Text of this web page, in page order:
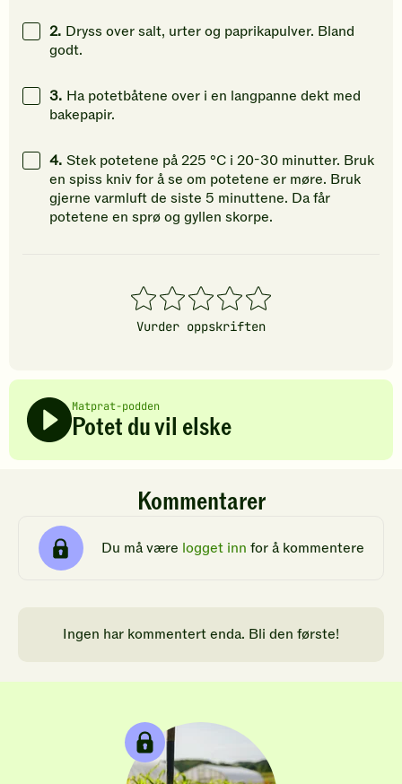
2. Dryss over salt, urter og paprikapulver. Bland
godt.
3. Ha potetbåtene over i en langpanne dekt med
bakepapir.
4. Stek potetene på 225 °C i 20-30 minutter. Bruk
en spiss kniv for å se om potetene er møre. Bruk
gjerne varmluft de siste 5 minuttene. Da får
potetene en sprø og gyllen skorpe.
1
stjerner
2
stjerner
3
stjerner
4
stjerner
5
stjerner
Vurder oppskriften
Matprat-podden
Potet du vil elske
Kommentarer
Du må være logget inn for å kommentere
Ingen har kommentert enda. Bli den første!